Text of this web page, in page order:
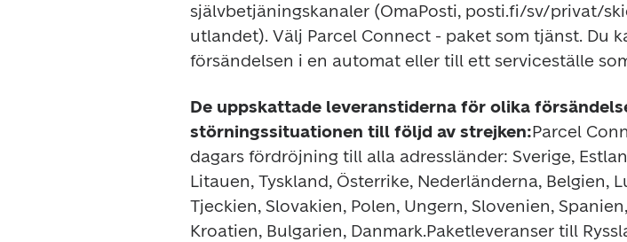
självbetjäningskanaler (OmaPosti, posti.fi/sv/privat/
utlandet). Välj Parcel Connect - paket som tjänst. Du
försändelsen i en automat eller till ett serviceställe
De uppskattade leveranstiderna för olika
störningssituationen till följd av strejken:Parcel
dagars fördröjning till alla adressländer: Sverige,
Litauen, Tyskland, Österrike, Nederländerna, Belgien,
Tjeckien, Slovakien, Polen, Ungern, Slovenien,
Kroatien, Bulgarien, Danmark.Paketleveranser till